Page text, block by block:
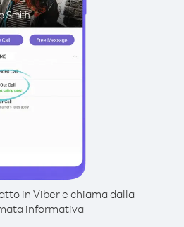
in Viber e chiama dalla
informativa